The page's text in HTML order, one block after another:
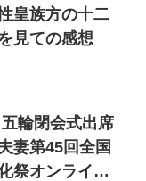
皇族方の十二
見ての感想
輪閉会式出席
妻第45回全国
祭オンライン